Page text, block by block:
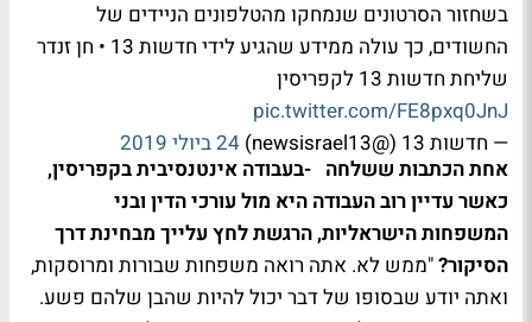
בשחזור הסרטונים שנמחקו מהטלפונים הניידים של
החשודים, כך עולה ממידע שהגיע לידי חדשות 13 • חן זנדר
שליחת חדשות 13 לקפריסין
pic.twitter.com/FE8pxq0JnJ
— חדשות 13 (@newsisrael13)
24 ביולי 2019
אחת הכתבות ששלחה -בעבודה אינטנסיבית בקפריסין,
כאשר עדיין רוב העבודה היא מול עורכי הדין ובני
המשפחות הישראליות, הרגשת לחץ עלייך מבחינת דרך
הסיקור?"ממש לא. אתה רואה משפחות שבורות ומרוסקות,
ואתה יודע שבסופו של דבר יכול להיות שהבן שלהם פשע.